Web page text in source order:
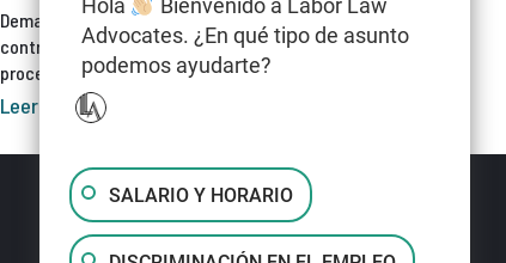
Demanda por discriminación
contra Meta AI cuestiona el
proceso de despidos
Leer más »
Hola
Bienvenido a Labor Law
Advocates. ¿En qué tipo de asunto
podemos ayudarte?
SALARIO Y HORARIO